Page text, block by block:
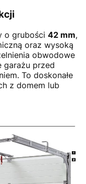
o grubości 42 mm,
oraz wysoką
obwodowe
garażu przed
To doskonałe
z domem lub